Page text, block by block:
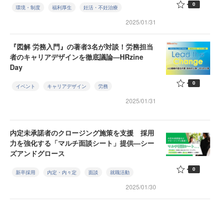
環境・制度 福利厚生 妊活・不妊治療
2025/01/31
0
『図解 労務入門』の著者3名が対談！労務担当
者のキャリアデザインを徹底議論—HRzine
Day
イベント キャリアデザイン 労務
2025/01/31
0
内定未承諾者のクロージング施策を支援 採用
力を強化する「マルチ面談シート」提供—シー
ズアンドグロース
新卒採用 内定・内々定 面談 就職活動
2025/01/30
0